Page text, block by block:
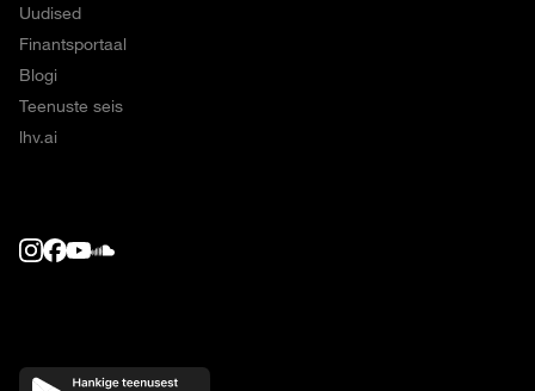
Uudised
Finantsportaal
Blogi
Teenuste seis
lhv.ai